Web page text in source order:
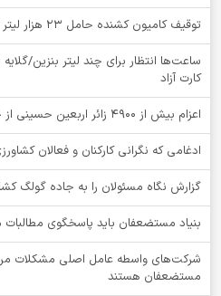
توقيف کامیون کشنده حامل 23 هزار لیتر گاز مایع قاچاق در نهبندان
ساعت‌ها انتظار برای چند لیتر بنزین/
کارت آزاد
اعزام بیش از 4900 زائر اربعین حسینی از خراسان جنوبی
ادغامی که نگرانی کارکنان و فعالان
گزارش نگاه مسئولان را به جاده گولگ
بنیاد مستضعفان باید پاسخگوی مطالبات
شرکت‌های واسطه عامل اصلی مشکلات
مستضعفان هستند